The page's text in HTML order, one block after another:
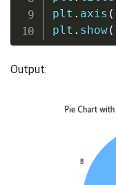
plt . axis (
plt . show(
Output: